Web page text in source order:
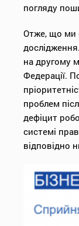
погляду
Отже, що ми
на другому
Федерації.
проблем
дефіцит
системі
відповідно